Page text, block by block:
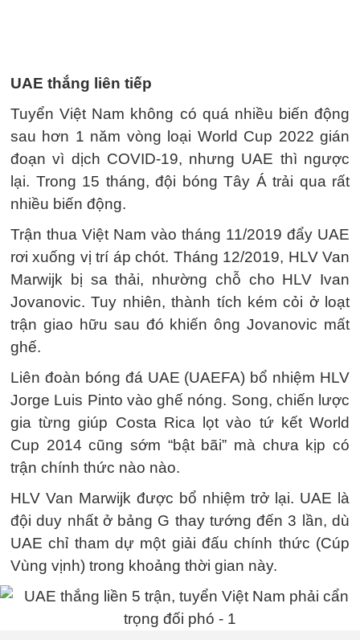
UAE thắng liên tiếp
Tuyển Việt Nam không có quá nhiều biến động
sau hơn 1 năm vòng loại World Cup 2022 gián
đoạn vì dịch COVID-19, nhưng UAE thì ngược
lại. Trong 15 tháng, đội bóng Tây Á trải qua rất
nhiều biến động.
Trận thua Việt Nam vào tháng 11/2019 đẩy UAE
rơi xuống vị trí áp chót. Tháng 12/2019, HLV Van
Marwijk bị sa thải, nhường chỗ cho HLV Ivan
Jovanovic. Tuy nhiên, thành tích kém cỏi ở loạt
trận giao hữu sau đó khiến ông Jovanovic mất
ghế.
Liên đoàn bóng đá UAE (UAEFA) bổ nhiệm HLV
Jorge Luis Pinto vào ghế nóng. Song, chiến lược
gia từng giúp Costa Rica lọt vào tứ kết World
Cup 2014 cũng sớm “bật bãi” mà chưa kịp có
trận chính thức nào nào.
HLV Van Marwijk được bổ nhiệm trở lại. UAE là
đội duy nhất ở bảng G thay tướng đến 3 lần, dù
UAE chỉ tham dự một giải đấu chính thức (Cúp
Vùng vịnh) trong khoảng thời gian này.